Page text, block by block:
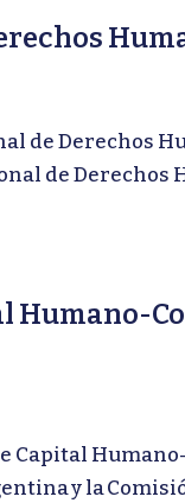
de Derechos
de Derechos
Humano-
Capital
y la